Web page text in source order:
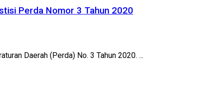
Perda Nomor 3 Tahun 2020
Daerah (Perda) No. 3 Tahun 2020. ...